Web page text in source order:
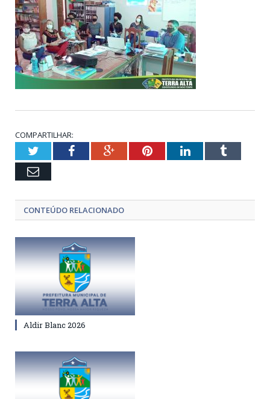
COMPARTILHAR:
TwitterFacebookGoogle+PinterestLinkedInTumblr
Email
CONTEÚDO RELACIONADO
Aldir Blanc 2026